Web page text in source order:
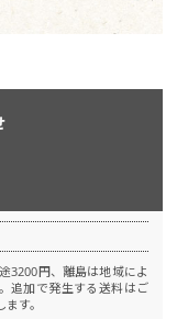
3200円、離島は地域によ
追加で発生する送料はご
す。